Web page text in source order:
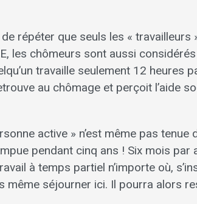
répéter que seuls les « travailleurs
les chômeurs sont aussi
travaille seulement 12 heures
au chômage et perçoit l’aide
active » n’est même pas tenue
pendant cinq ans ! Six mois par
à temps partiel n’importe où,
même séjourner ici. Il pourra alors